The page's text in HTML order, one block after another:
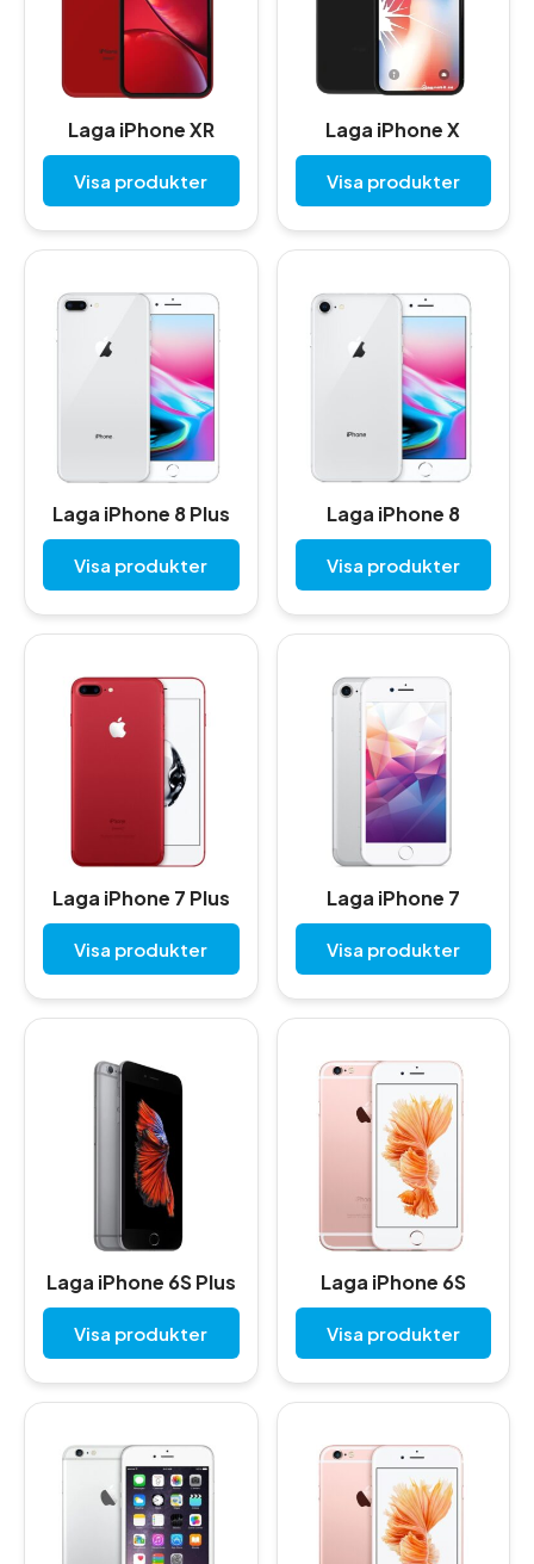
Laga iPhone XR
Visa produkter
Laga iPhone X
Visa produkter
Laga iPhone 8 Plus
Visa produkter
Laga iPhone 8
Visa produkter
Laga iPhone 7 Plus
Visa produkter
Laga iPhone 7
Visa produkter
Laga iPhone 6S Plus
Visa produkter
Laga iPhone 6S
Visa produkter